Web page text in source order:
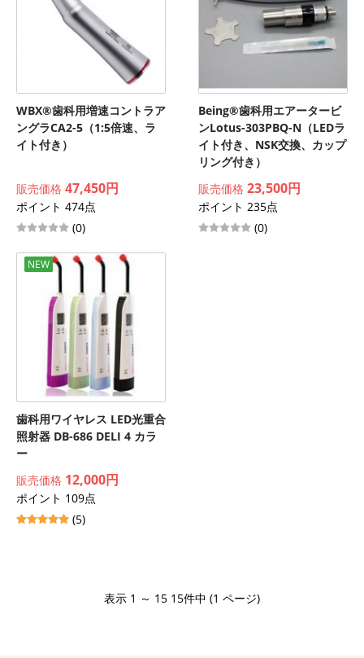
WBX®歯科用増速コントラア
ングラCA2-5（1:5倍速、ラ
イト付き）
販売価格 47,450円
ポイント 474点
(0)
Being®歯科用エアータービ
ンLotus-303PBQ-N（LEDラ
イト付き、NSK交換、カップ
リング付き）
販売価格 23,500円
ポイント 235点
(0)
NEW
歯科用ワイヤレス LED光重合
照射器 DB-686 DELI 4 カラ
ー
販売価格 12,000円
ポイント 109点
(5)
表示 1 ～ 15 15件中 (1 ページ)